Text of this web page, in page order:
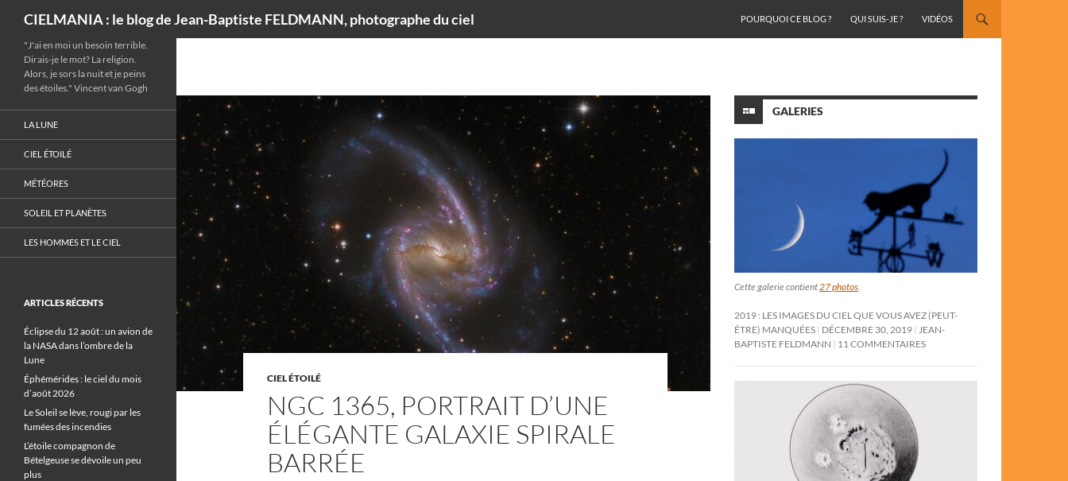
CIELMANIA : le blog de Jean-Baptiste FELDMANN, photographe du ciel
POURQUOI CE BLOG ?
QUI SUIS-JE ? VIDÉOS
CIEL ÉTOILÉ
NGC 1365, PORTRAIT D’UNE
ÉLÉGANTE GALAXIE SPIRALE
BARRÉE
GALERIES
Cette galerie contient27 photos.
2019 : LES IMAGES DU CIEL QUE VOUS AVEZ (PEUT-
ÊTRE) MANQUÉES DÉCEMBRE 30, 2019 JEAN-
BAPTISTE FELDMANN
11 COMMENTAIRES
"J'ai en moi un besoin terrible.
Dirais-je le mot? La religion.
Alors, je sors la nuit et je peins
des étoiles." Vincent van Gogh
LA LUNE
CIEL ÉTOILÉ
MÉTÉORES
SOLEIL ET PLANÈTES
LES HOMMES ET LE CIEL
ARTICLES RÉCENTS
Éclipse du 12 août : un avion de
la NASA dans l’ombre de la
Lune
Éphémérides : le ciel du mois
d’août 2026
Le Soleil se lève, rougi par les
fumées des incendies
L’étoile compagnon de
Bételgeuse se dévoile un peu
plus